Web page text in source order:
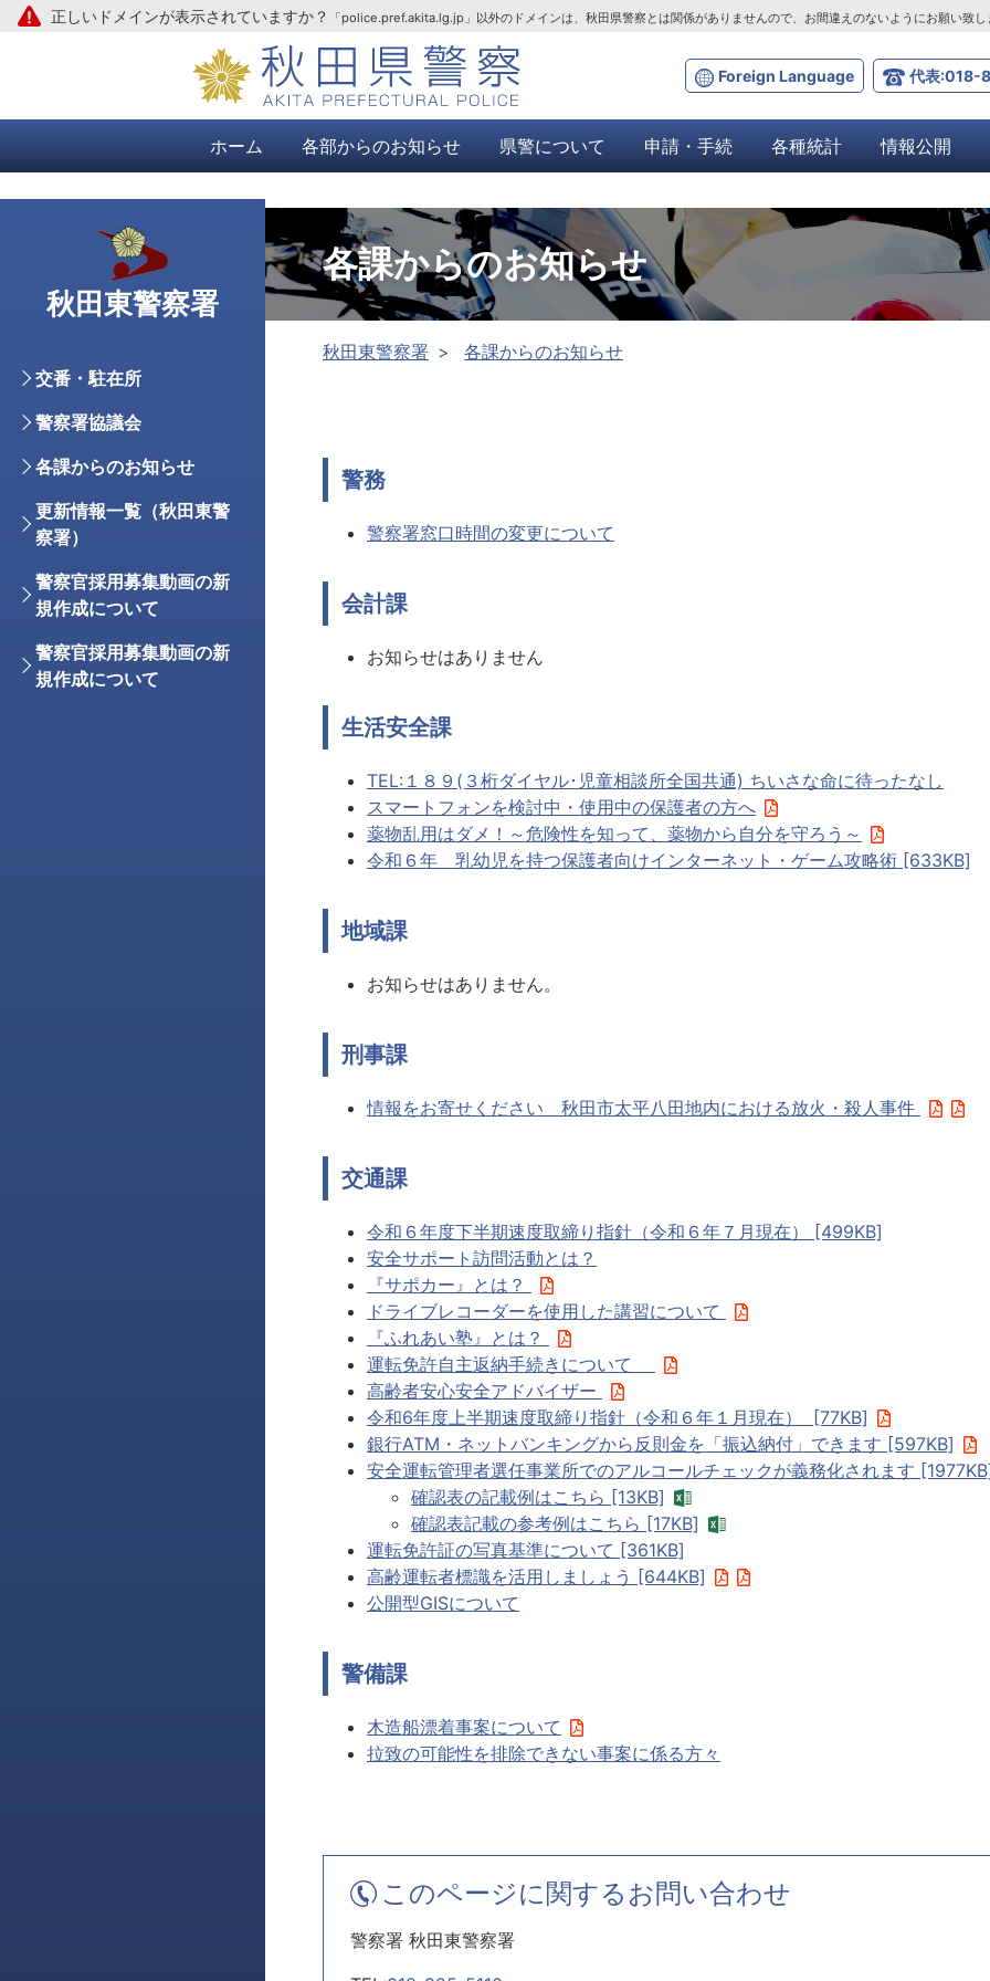
本文へ
Foreign Language 代表:018-
正しいドメインが表示されていますか？ 「police.pref.akita.lg.jp」以外のドメインは、秋田県警察とは関係がありませんので、お間違えのないようにお願い致し
ホーム 各部からのお知らせ 県警について 申請・手続 各種統計 情報公開
各課からのお知らせ
秋田東警察署 各課からのお知らせ
警務
警察署窓口時間の変更について
会計課
お知らせはありません
生活安全課
TEL:１８９(３桁ダイヤル･児童相談所全国共通) ちいさな命に待ったなし
スマートフォンを検討中・使用中の保護者の方へ
薬物乱用はダメ！～危険性を知って、薬物から自分を守ろう～
令和６年 乳幼児を持つ保護者向けインターネット・ゲーム攻略術 [633KB]
地域課
お知らせはありません。
刑事課
情報をお寄せください 秋田市太平八田地内における放火・殺人事件
交通課
令和６年度下半期速度取締り指針（令和６年７月現在） [499KB]
安全サポート訪問活動とは？
『サポカー』とは？
ドライブレコーダーを使用した講習について
『ふれあい塾』とは？
運転免許自主返納手続きについて
高齢者安心安全アドバイザー
令和6年度上半期速度取締り指針（令和６年１月現在） [77KB]
銀行ATM・ネットバンキングから反則金を「振込納付」できます [597KB]
安全運転管理者選任事業所でのアルコールチェックが義務化されます
確認表の記載例はこちら [13KB]
確認表記載の参考例はこちら [17KB]
運転免許証の写真基準について [361KB]
高齢運転者標識を活用しましょう [644KB]
公開型GISについて
警備課
木造船漂着事案について
拉致の可能性を排除できない事案に係る方々
このページに関するお問い合わせ
警察署 秋田東警察署
秋田東警察署
交番・駐在所
警察署協議会
各課からのお知らせ
更新情報一覧（秋田東警
察署）
警察官採用募集動画の新
規作成について
警察官採用募集動画の新
規作成について